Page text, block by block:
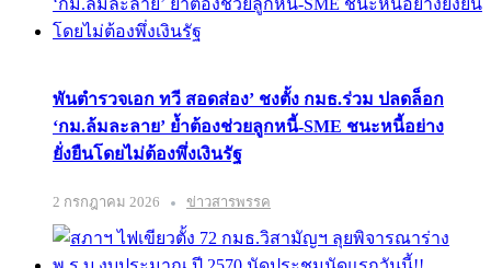
พันตำรวจเอก ทวี สอดส่อง’ ชงตั้ง กมธ.ร่วม ปลดล็อก
‘กม.ล้มละลาย’ ย้ำต้องช่วยลูกหนี้-SME ชนะหนี้อย่าง
ยั่งยืนโดยไม่ต้องพึ่งเงินรัฐ
2 กรกฎาคม 2026 ข่าวสารพรรค